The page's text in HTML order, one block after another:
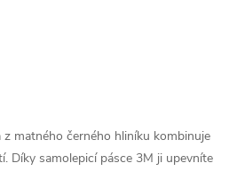
matného černého hliníku kombinuje
Díky samolepicí pásce 3M ji upevníte